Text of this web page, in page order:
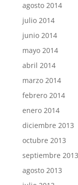
agosto 2014
julio 2014
junio 2014
mayo 2014
abril 2014
marzo 2014
febrero 2014
enero 2014
diciembre 2013
octubre 2013
septiembre 2013
agosto 2013